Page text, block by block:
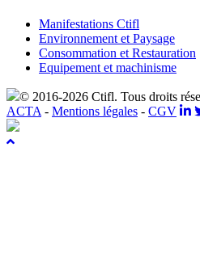
Manifestations Ctifl
Environnement et Paysage
Consommation et Restauration
Equipement et machinisme
© 2016-2026 Ctifl. Tous droits
ACTA - Mentions légales - CGV